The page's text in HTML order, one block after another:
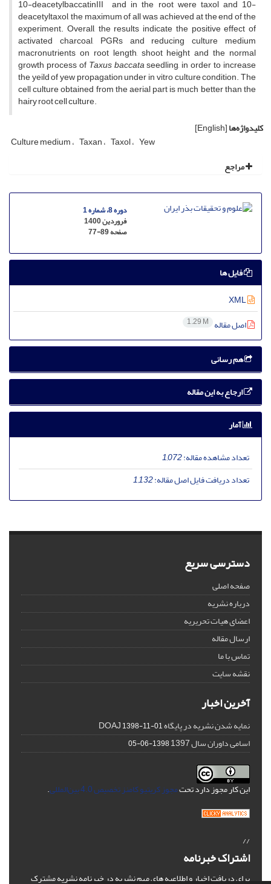
10-deacetylbaccatinIII and in the root were taxol and 10-
deacetyltaxol, the maximum of all was achieved at the end of the
experiment. Overall, the results indicate the positive effect of
activated charcoal, PGRs and reducing culture medium
macronutrients on root length, shoot height and the normal
growth process ofTaxus baccataseedling, in order to increase
the yeild of yew propagation under in vitro culture condition. The
cell culture obtained from the aerial part is much better than the
hairy root cell culture.
کلیدواژه‌ها[English]
Culture medium Taxan Taxol Yew
مراجع
دوره 8، شماره 1
فروردین 1400
صفحه77-89
فایل ها
اصل مقاله 1.29 M
هم رسانی
ارجاع به این مقاله
آمار
تعداد مشاهده مقاله:1,072
تعداد دریافت فایل اصل مقاله:1,132
دسترسی سریع
صفحه اصلی
درباره نشریه
اعضای هیات تحریریه
ارسال مقاله
تماس با ما
نقشه سایت
آخرین اخبار
نمایه شدن نشریه در پایگاه DOAJ1398-11-01
اسامی داوران سال 1397 1398-06-05
این کار مجوز دارد تحتمجوز کریتیو کامنز تخصیص 4.0 بین‌المللی .
//
اشتراک خبرنامه
برای دریافت اخبار و اطلاعیه های مهم نشریه در خبرنامه نشریه مشترک